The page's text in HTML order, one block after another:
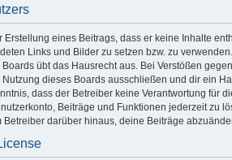
Erstellung eines Beitrags, dass er keine Inhalte
Links und Bilder zu setzen bzw. zu verwenden.
Boards übt das Hausrecht aus. Bei Verstößen
dieses Boards ausschließen und dir ein
dass der Betreiber keine Verantwortung für
Beiträge und Funktionen jederzeit zu
Betreiber darüber hinaus, deine Beiträge